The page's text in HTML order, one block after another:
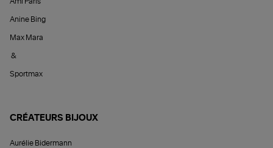
Anine Bing
Max Mara
&
Sportmax
CRÉATEURS BIJOUX
Aurélie Bidermann